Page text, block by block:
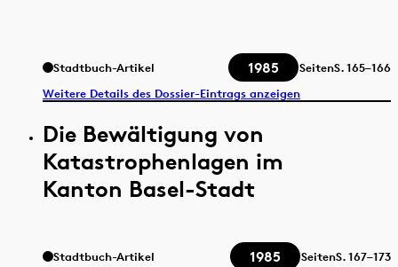
Stadtbuch-Artikel 1985 SeitenS.165–166
Weitere Details des Dossier-Eintrags anzeigen
Die Bewältigung von
Katastrophenlagen im
Kanton Basel-Stadt
Stadtbuch-Artikel 1985 SeitenS.167–173